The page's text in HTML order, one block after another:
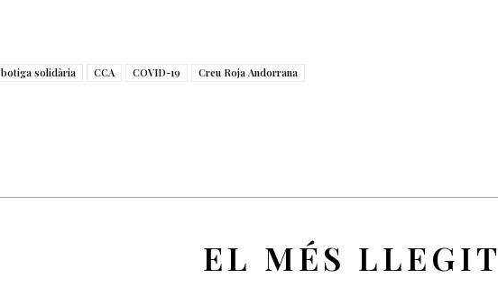
botiga solidària CCA COVID-19 Creu Roja Andorrana
EL MÉS LLEGIT